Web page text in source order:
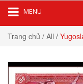
MENU
Trang chủ / All /